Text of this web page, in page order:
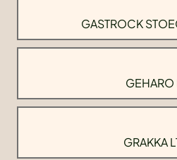
GASTROCK
GEHARO
GRAKKA